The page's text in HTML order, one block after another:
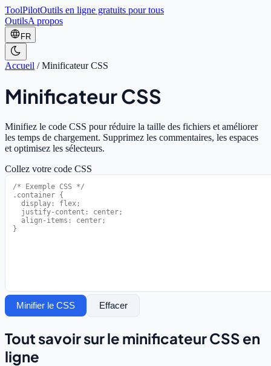
ToolPilotOutils en ligne gratuits pour tous
OutilsA propos
FR
Accueil /Minificateur CSS
Minificateur CSS
Minifiez le code CSS pour réduire la taille des fichiers et améliorer
les temps de chargement. Supprimez les commentaires, les espaces
et optimisez les sélecteurs.
Collez votre code CSS
Minifier le CSS Effacer
Tout savoir sur le minificateur CSS en
ligne